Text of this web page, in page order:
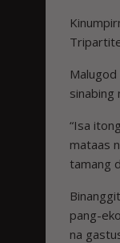
sinabing
“Isa
mataas
tamang
pang-
na